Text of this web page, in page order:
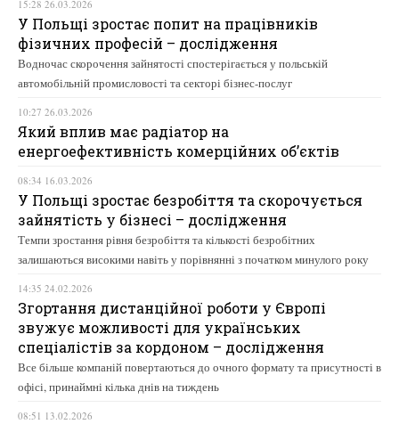
15:28 26.03.2026
У Польщі зростає попит на працівників
фізичних професій – дослідження
Водночас скорочення зайнятості спостерігається у польській
автомобільній промисловості та секторі бізнес-послуг
10:27 26.03.2026
Який вплив має радіатор на
енергоефективність комерційних об’єктів
08:34 16.03.2026
У Польщі зростає безробіття та скорочується
зайнятість у бізнесі – дослідження
Темпи зростання рівня безробіття та кількості безробітних
залишаються високими навіть у порівнянні з початком минулого року
14:35 24.02.2026
Згортання дистанційної роботи у Європі
звужує можливості для українських
спеціалістів за кордоном – дослідження
Все більше компаній повертаються до очного формату та присутності в
офісі, принаймні кілька днів на тиждень
08:51 13.02.2026